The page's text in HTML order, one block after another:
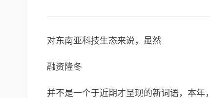
对东南亚科技生态来说，虽然
融资隆冬
并不是一个于近期才呈现的新词语，本年